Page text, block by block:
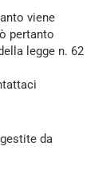
viene
pertanto
legge n. 62
da